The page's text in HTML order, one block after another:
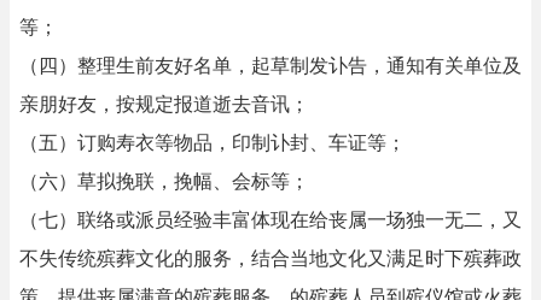
等；
（四）整理生前友好名单，起草制发讣告，通知有关单位及
亲朋好友，按规定报道逝去音讯；
（五）订购寿衣等物品，印制讣封、车证等；
（六）草拟挽联，挽幅、会标等；
（七）联络或派员经验丰富体现在给丧属一场独一无二，又
不失传统殡葬文化的服务，结合当地文化又满足时下殡葬政